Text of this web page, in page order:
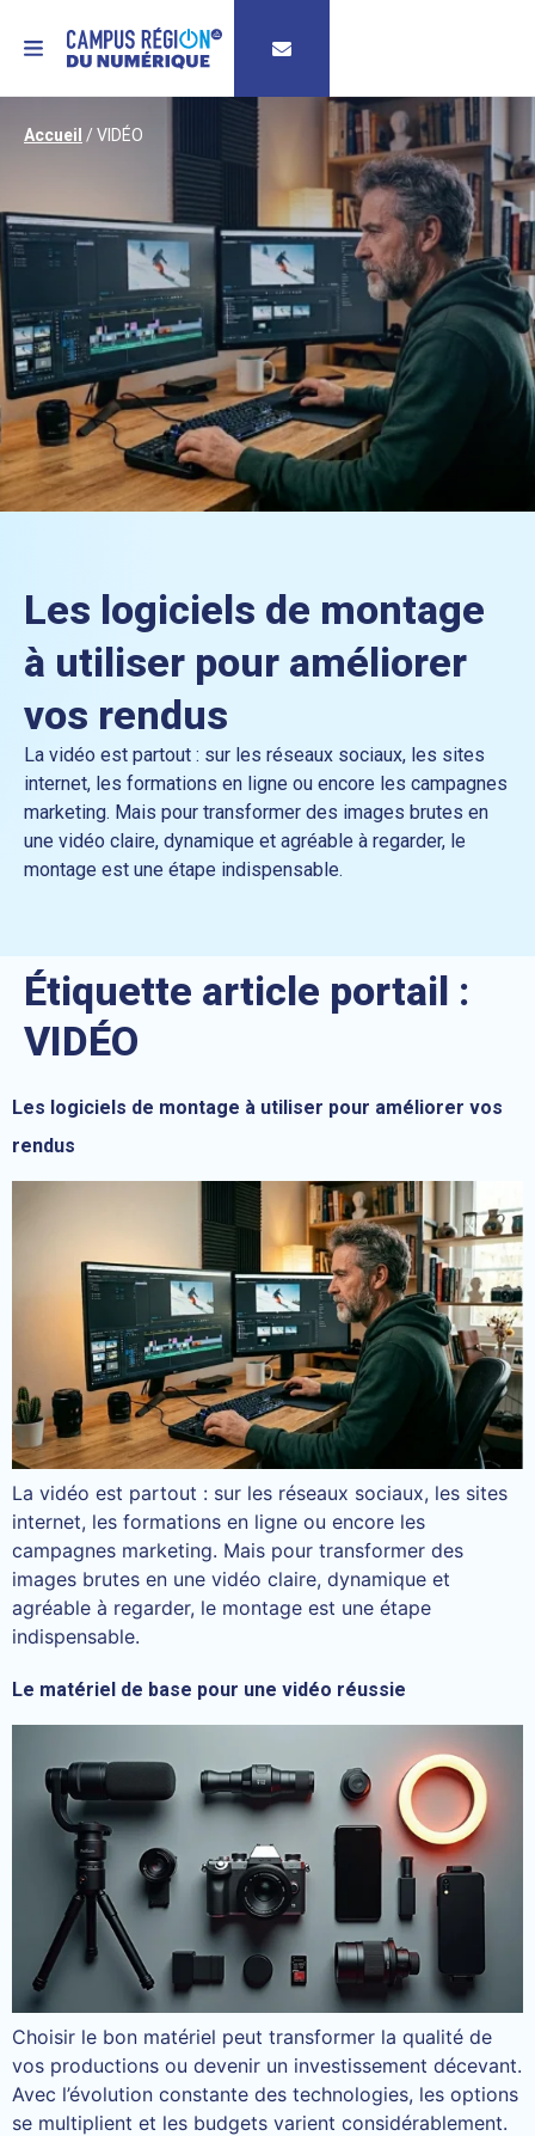
MENU
Accueil / VIDÉO
Les logiciels de montage
à utiliser pour améliorer
vos rendus
La vidéo est partout : sur les réseaux sociaux, les sites
internet, les formations en ligne ou encore les campagnes
marketing. Mais pour transformer des images brutes en
une vidéo claire, dynamique et agréable à regarder, le
montage est une étape indispensable.
Étiquette article portail :
VIDÉO
Les logiciels de montage à utiliser pour améliorer vos
rendus
La vidéo est partout : sur les réseaux sociaux, les sites
internet, les formations en ligne ou encore les
campagnes marketing. Mais pour transformer des
images brutes en une vidéo claire, dynamique et
agréable à regarder, le montage est une étape
indispensable.
Le matériel de base pour une vidéo réussie
Choisir le bon matériel peut transformer la qualité de
vos productions ou devenir un investissement décevant.
Avec l’évolution constante des technologies, les options
se multiplient et les budgets varient considérablement.